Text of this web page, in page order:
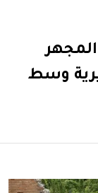
وسط